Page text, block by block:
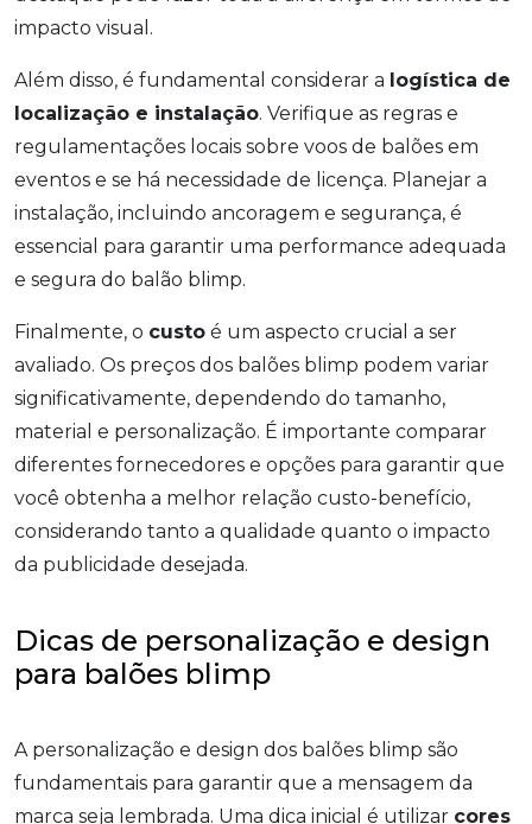
impacto visual.
Além disso, é fundamental considerar a logística de
localização e instalação. Verifique as regras e
regulamentações locais sobre voos de balões em
eventos e se há necessidade de licença. Planejar a
instalação, incluindo ancoragem e segurança, é
essencial para garantir uma performance adequada
e segura do balão blimp.
Finalmente, o custo é um aspecto crucial a ser
avaliado. Os preços dos balões blimp podem variar
significativamente, dependendo do tamanho,
material e personalização. É importante comparar
diferentes fornecedores e opções para garantir que
você obtenha a melhor relação custo-benefício,
considerando tanto a qualidade quanto o impacto
da publicidade desejada.
Dicas de personalização e design
para balões blimp
A personalização e design dos balões blimp são
fundamentais para garantir que a mensagem da
marca seja lembrada. Uma dica inicial é utilizar cores